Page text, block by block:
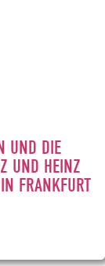
UND DIE
UND HEINZ
FRANKFURT